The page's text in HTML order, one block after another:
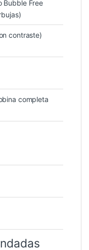
Bubble Free
contraste)
completa